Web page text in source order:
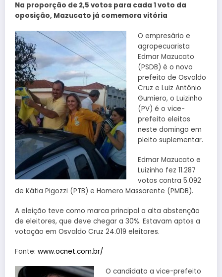
Na proporção de 2,5 votos para cada 1 voto da
oposição, Mazucato já comemora vitória
O empresário e
agropecuarista
Edmar Mazucato
(PSDB) é o novo
prefeito de Osvaldo
Cruz e Luiz Antônio
Gumiero, o Luizinho
(PV) é o vice-
prefeito eleitos
neste domingo em
pleito suplementar.
Edmar Mazucato e
Luizinho fez 11.287
votos contra 5.092
de Kátia Pigozzi (PTB) e Homero Massarente (PMDB).
A eleição teve como marca principal a alta abstenção
de eleitores, que deve chegar a 30%. Estavam aptos a
votação em Osvaldo Cruz 24.019 eleitores.
Fonte: www.ocnet.com.br/
O candidato a vice-prefeito